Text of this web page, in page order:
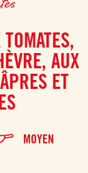
AUX
ET
MOYEN